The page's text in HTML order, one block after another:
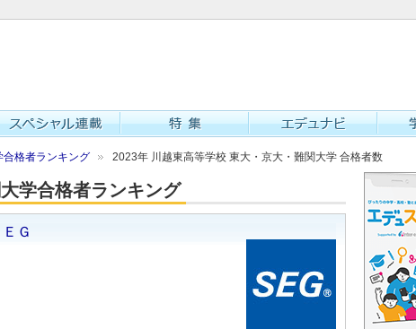
格者ランキング 2023年 川越東高等学校 東大・京大・難関大学 合格者数
学合格者ランキング